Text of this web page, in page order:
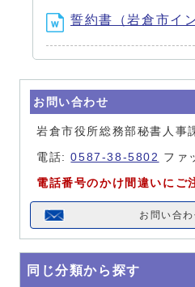
誓約書（岩倉市イ
お問い合わせ
岩倉市役所総務部秘書人事
電話:0587-38-5802 ファ
電話番号のかけ間違いにご
お問い合
同じ分類から探す